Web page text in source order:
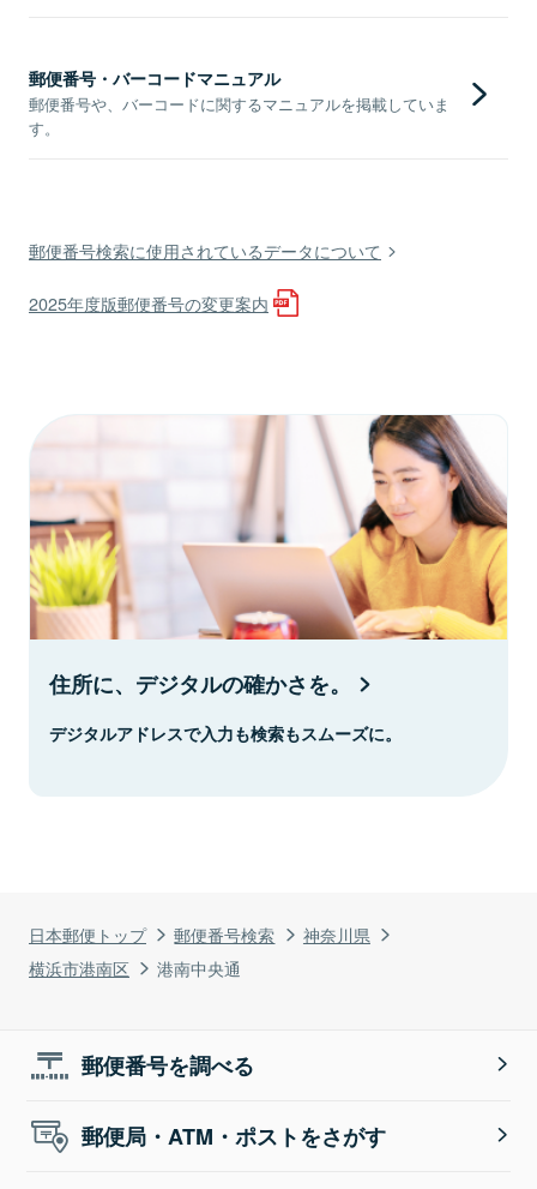
日本郵便トップ 郵便番号検索
神奈川県
横浜市港南区
港南中央通
郵便番号・バーコードマニュアル
郵便番号や、バーコードに関するマニュアルを掲載していま
す。
郵便番号検索に使用されているデータについて
2025年度版郵便番号の変更案内
住所に、デジタルの確かさを。
デジタルアドレスで入力も検索もスムーズに。
郵便番号を調べる
郵便局・ATM・ポストをさがす